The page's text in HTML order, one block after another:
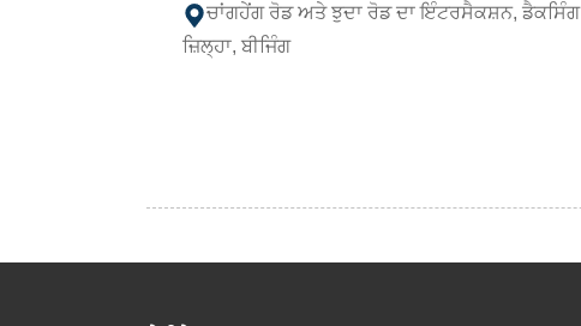
ਚਾਂਗਹੇਂਗ ਰੋਡ ਅਤੇ ਝੁਦਾ ਰੋਡ ਦਾ ਇੰਟਰਸੈਕਸ਼ਨ, ਡੈਕਸਿੰਗ
ਜ਼ਿਲ੍ਹਾ, ਬੀਜਿੰਗ